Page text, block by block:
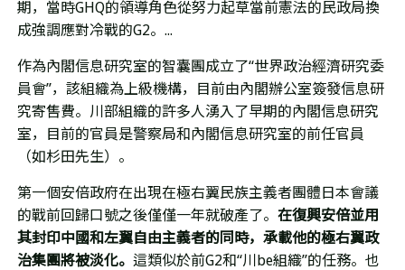
期，當時GHQ的領導角色從努力起草當前憲法的民政局換
成強調應對冷戰的G2。 ...
作為內閣信息研究室的智囊團成立了“世界政治經濟研究委
員會”，該組織為上級機構，目前由內閣辦公室簽發信息研
究寄售費。川部組織的許多人湧入了早期的內閣信息研究
室，目前的官員是警察局和內閣信息研究室的前任官員
（如杉田先生）。
第一個安倍政府在出現在極右翼民族主義者團體日本會議
的戰前回歸口號之後僅僅一年就破產了。 在復興安倍並用
其封印中國和左翼自由主義者的同時，承載他的極右翼政
治集團將被淡化。 這類似於前G2和“川be組織”的任務。也